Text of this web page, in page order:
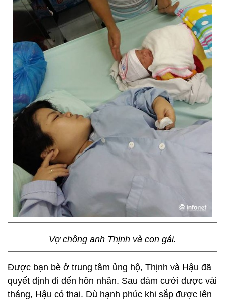
Vợ chồng anh Thịnh và con gái.
Được bạn bè ở trung tâm ủng hộ, Thịnh và Hậu đã
quyết định đi đến hôn nhân. Sau đám cưới được vài
tháng, Hậu có thai. Dù hạnh phúc khi sắp được lên